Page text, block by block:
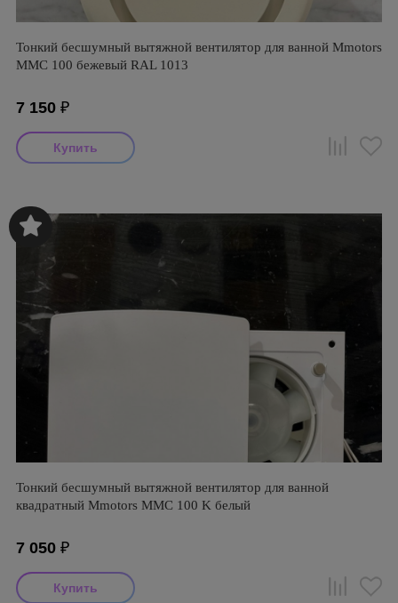
Тонкий бесшумный вытяжной вентилятор для ванной Mmotors
ММC 100 бежевый RAL 1013
7 150 ₽
Тонкий бесшумный вытяжной вентилятор для ванной
квадратный Mmotors ММC 100 K белый
7 050 ₽